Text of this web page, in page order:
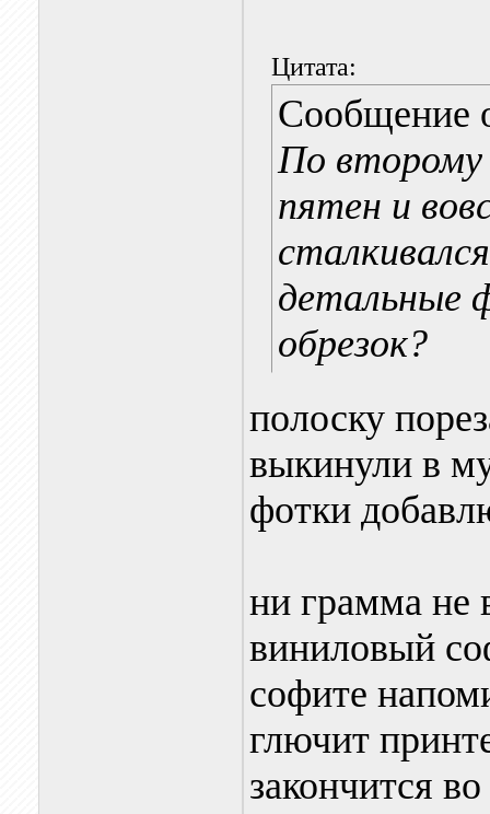
Цитата:
Сообщение
По
пятен и
детальные
обрезок?
полоску
выкинули в
фотки
ни грамма не
виниловый
софите
глючит
закончится